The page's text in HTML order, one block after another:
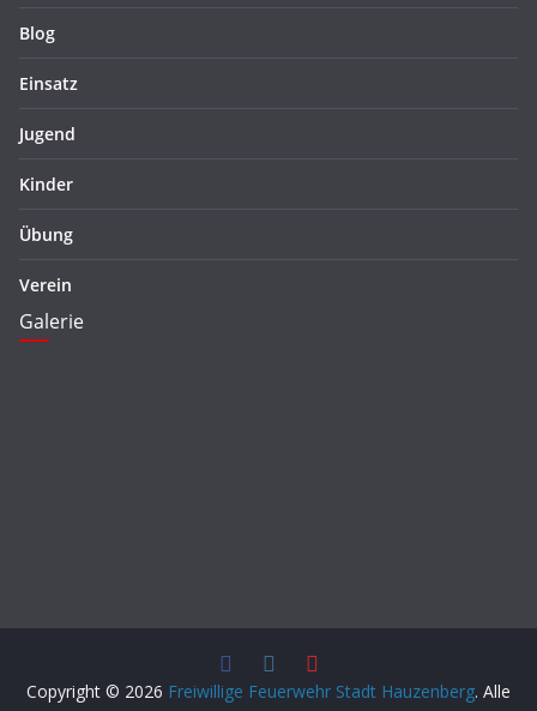
Blog
Einsatz
Jugend
Kinder
Übung
Verein
Galerie
Copyright © 2026 Freiwillige Feuerwehr Stadt Hauzenberg. Alle